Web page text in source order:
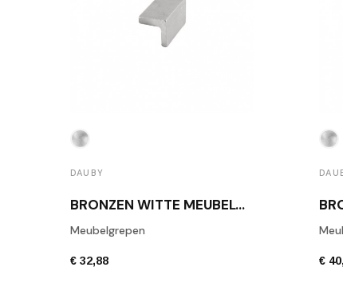
DAUBY
BRONZEN WITTE MEUBELGREEP DAUBY PML 32 WBS
Meubelgrepen
€ 32,88 €